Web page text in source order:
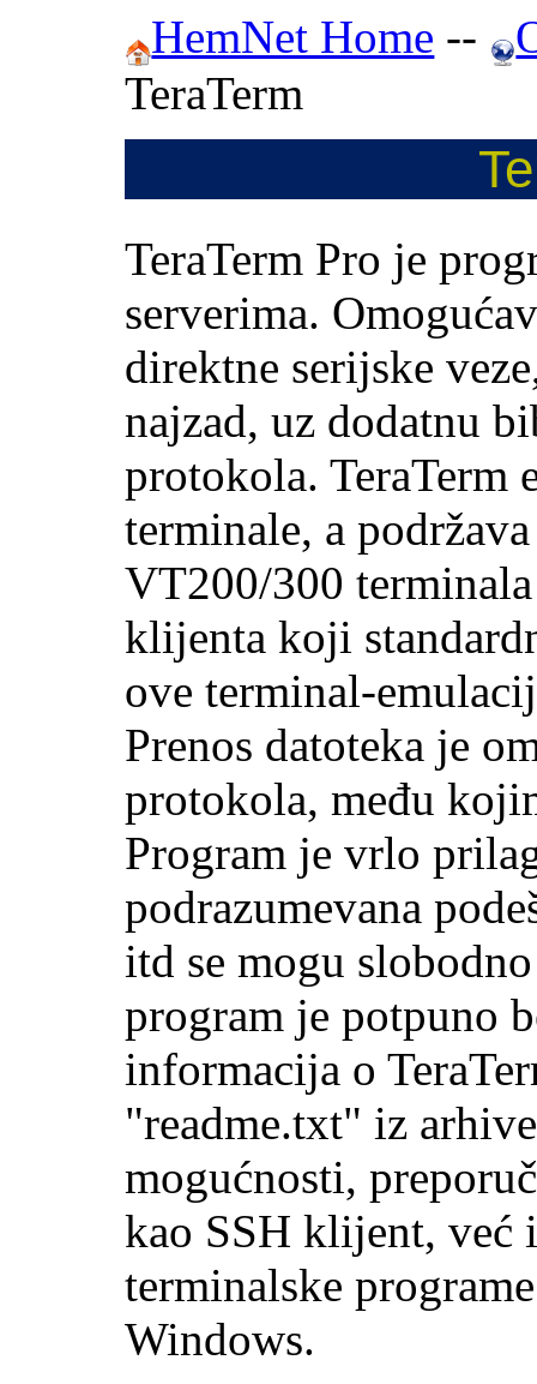
HemNet Home --
TeraTerm
TeraTerm Pro je
serverima.
direktne serijske
najzad, uz dodatnu
protokola.
terminale, a
VT200/300
klijenta koji
ove terminal-
Prenos datoteka je
protokola, među
Program je vrlo
podrazumevana
itd se mogu
program je potpuno
informacija o
"readme.txt" iz
mogućnosti,
kao SSH klijent, već
terminalske
Windows.